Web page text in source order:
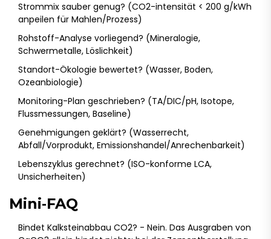
Strommix sauber genug? (CO2-intensität < 200 g/kWh
anpeilen für Mahlen/Prozess)
Rohstoff-Analyse vorliegend? (Mineralogie,
Schwermetalle, Löslichkeit)
Standort-Ökologie bewertet? (Wasser, Boden,
Ozeanbiologie)
Monitoring-Plan geschrieben? (TA/DIC/pH, Isotope,
Flussmessungen, Baseline)
Genehmigungen geklärt? (Wasserrecht,
Abfall/Vorprodukt, Emissionshandel/Anrechenbarkeit)
Lebenszyklus gerechnet? (ISO-konforme LCA,
Unsicherheiten)
Mini‑FAQ
Bindet Kalksteinabbau CO2? - Nein. Das Ausgraben von